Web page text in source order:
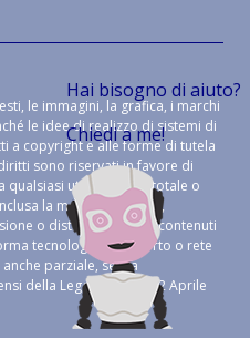
Hai bisogno di aiuto?
Chiedi a me!
le immagini, la grafica, i marchi
le idee di realizzo di sistemi di
a copyright e alle forme di tutela
sono riservati in favore di
qualsiasi utilizzazione, totale o
la memorizzazione,
o distribuzione dei contenuti
tecnologica, supporto o rete
parziale, senza
della Legge 633 del 22 Aprile